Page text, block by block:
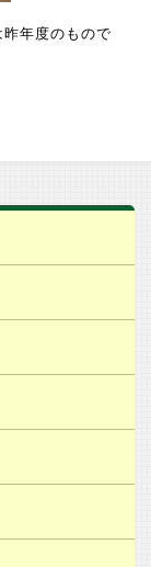
ので